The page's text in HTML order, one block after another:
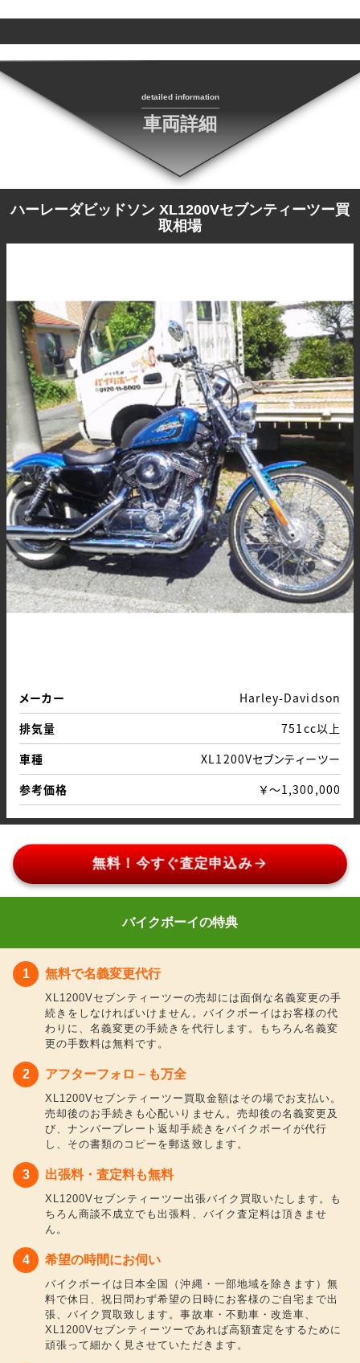
detailed information
車両詳細
ハーレーダビッドソン XL1200Vセブンティーツー買
取相場
メーカー
Harley-Davidson
排気量
751cc以上
車種
XL1200Vセブンティーツー
参考価格
￥～1,300,000
無料！今すぐ査定申込みarrow_forward
バイクボーイの特典
無料で名義変更代行
XL1200Vセブンティーツーの売却には面倒な名義変更の手
続きをしなければいけません。バイクボーイはお客様の代
わりに、名義変更の手続きを代行します。もちろん名義変
更の手数料は無料です。
アフターフォロ－も万全
XL1200Vセブンティーツー買取金額はその場でお支払い。
売却後のお手続きも心配いりません。売却後の名義変更及
び、ナンバープレート返却手続きをバイクボーイが代行
し、その書類のコピーを郵送致します。
出張料・査定料も無料
XL1200Vセブンティーツー出張バイク買取いたします。も
ちろん商談不成立でも出張料、バイク査定料は頂きませ
ん。
希望の時間にお伺い
バイクボーイは日本全国（沖縄・一部地域を除きます）無
料で休日、祝日問わず希望の日時にお客様のご自宅まで出
張、バイク買取致します。事故車・不動車・改造車、
XL1200Vセブンティーツーであれば高額査定をするために
頑張って細かく見させていただきます。